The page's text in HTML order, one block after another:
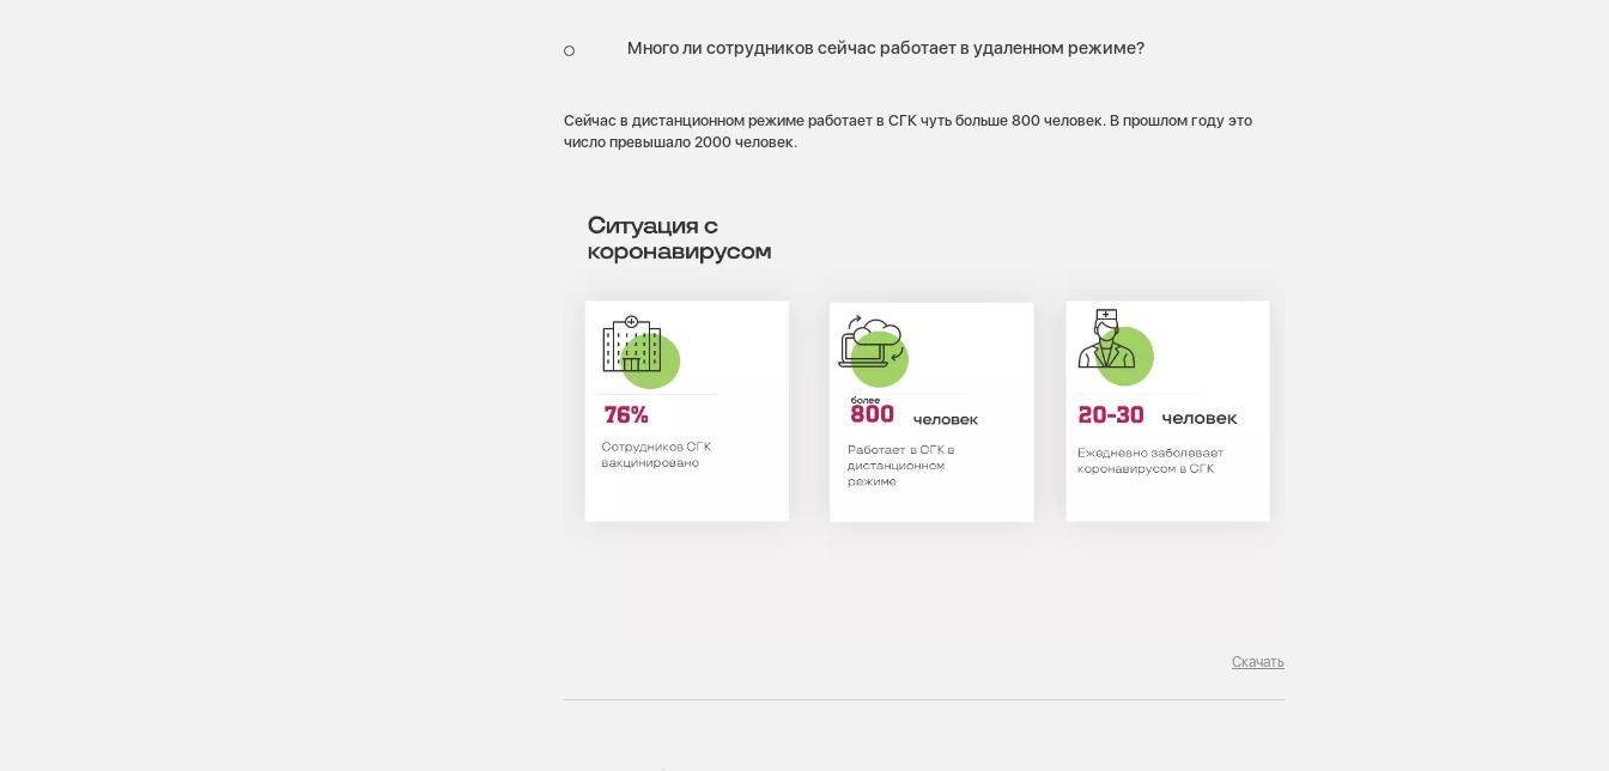
Много ли сотрудников сейчас работает в удаленном режиме?
Сейчас в дистанционном режиме работает в СГК чуть больше 800 человек. В прошлом году это
число превышало 2000 человек.
Скачать